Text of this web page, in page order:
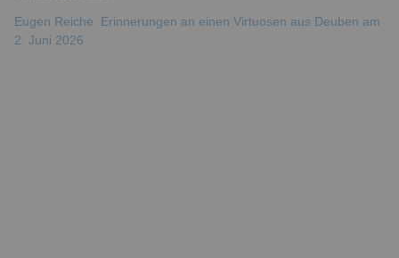
Eugen Reiche. Erinnerungen an einen Virtuosen aus Deuben am
2. Juni 2026